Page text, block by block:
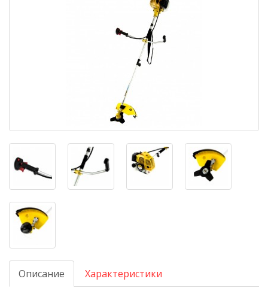
Описание Характеристики